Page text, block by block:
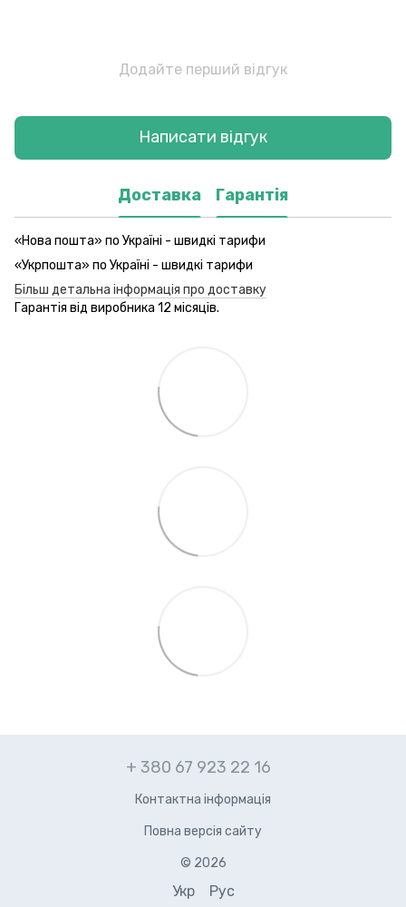
Додайте перший відгук
Написати відгук
Доставка Гарантія
«Нова пошта» по Україні - швидкі тарифи
«Укрпошта» по Україні - швидкі тарифи
Більш детальна інформація про доставку
Гарантія від виробника 12 місяців.
+ 380 67 923 22 16
Контактна інформація
Повна версія сайту
© 2026
Укр Рус